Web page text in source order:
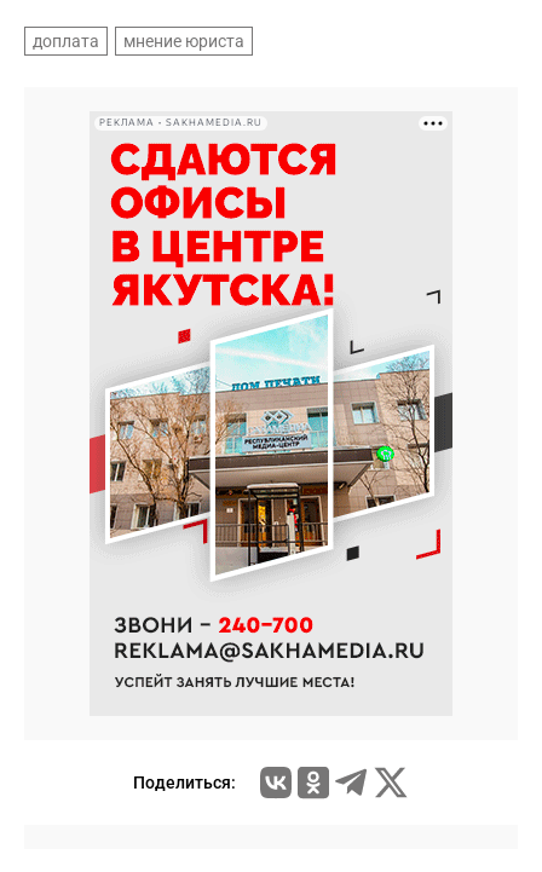
доплата мнение юриста
РЕКЛАМА • SAKHAMEDIA.RU
Поделиться: